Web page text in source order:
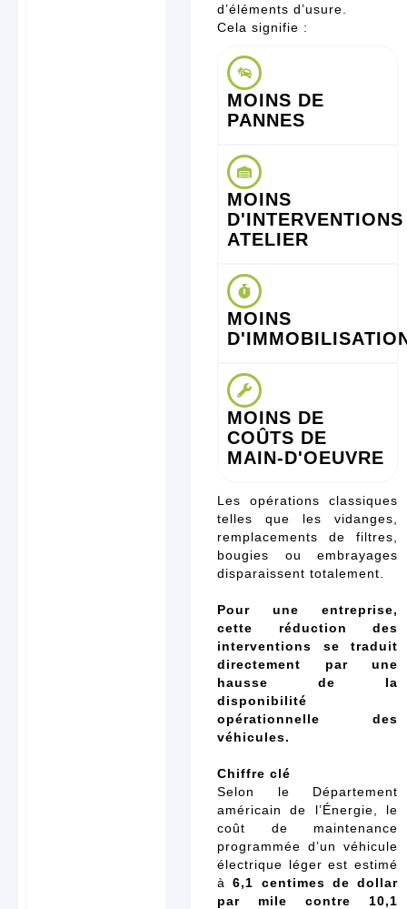
d’éléments d’usure.
Cela signifie :
MOINS DE
PANNES
MOINS
D'INTERVENTIONS
ATELIER
MOINS
MOINS DE
COÛTS DE
MAIN-D'OEUVRE
Les opérations classiques
telles que les vidanges,
remplacements de filtres,
bougies ou embrayages
disparaissent totalement.
Pour une entreprise,
cette réduction des
interventions se traduit
directement par une
hausse de la
disponibilité
opérationnelle des
véhicules.
Chiffre clé
Selon le Département
américain de l’Énergie, le
coût de maintenance
programmée d’un véhicule
électrique léger est estimé
à6,1 centimes de dollar
par mile contre 10,1